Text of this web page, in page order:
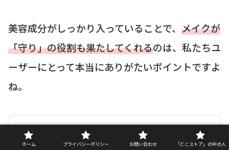
美容成分がしっかり入っていることで、 メイクが
「守り」の役割も果たしてくれるのは、私たちユ
ーザーにとって本当にありがたいポイントですよ
ね。
ホーム プライバシーポリシー お問い合わせ 「どこストア」の中の人